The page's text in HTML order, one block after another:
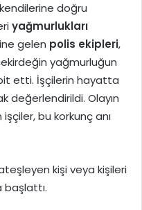
doğru
yağmurlukları
gelen polis ekipleri,
yağmurluğun
etti. İşçilerin hayatta
değerlendirildi. Olayın
bu korkunç anı
kişi veya kişileri